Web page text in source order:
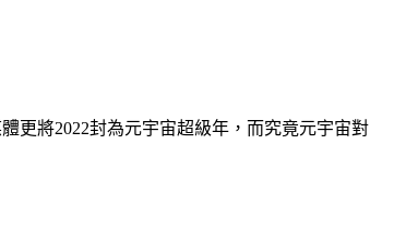
更將2022封為元宇宙超級年，而究竟元宇宙對